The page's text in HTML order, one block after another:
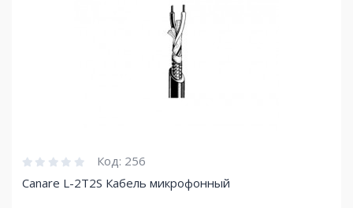
Код: 256
Canare L-2T2S Кабель микрофонный